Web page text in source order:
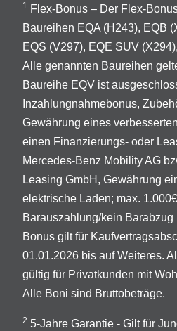
1 Flex-Bonus – Der Flex-
Baureihen EQA (H243), EQB
EQS (V297), EQE SUV
Alle genannten Baureihen
Baureihe EQV ist
Inzahlungnahmebonus,
Gewährung eines
einen Finanzierungs- oder
Mercedes-Benz Mobility AG
Leasing GmbH, Gewährung
elektrische Laden; max.
Barauszahlung/kein
Bonus gilt für
01.01.2026 bis auf Weiteres.
gültig für Privatkunden mit
Alle Boni sind Bruttobeträge.
2 5-Jahre Garantie - Gilt für